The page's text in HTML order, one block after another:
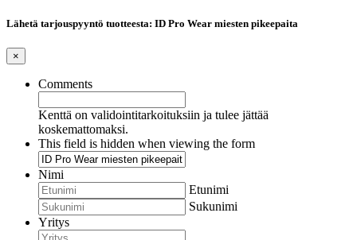
Lähetä tarjouspyyntö tuotteesta: ID Pro Wear miesten pikeepaita
×
Comments
Kenttä on validointitarkoituksiin ja tulee jättää
koskemattomaksi.
This field is hidden when viewing the form
Nimi
Etunimi
Sukunimi
Yritys